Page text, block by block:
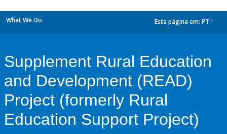
What We Do Esta página em: PT
Supplement Rural Education
and Development (READ)
Project (formerly Rural
Education Support Project)